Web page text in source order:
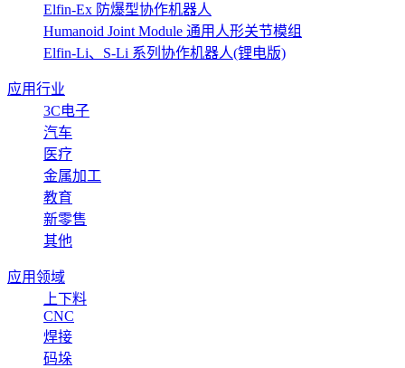
Elfin-Ex 防爆型协作机器人
Humanoid Joint Module 通用人形关节模组
Elfin-Li、S-Li 系列协作机器人(锂电版)
应用行业
3C电子
汽车
医疗
金属加工
教育
新零售
其他
应用领域
上下料
CNC
焊接
码垛